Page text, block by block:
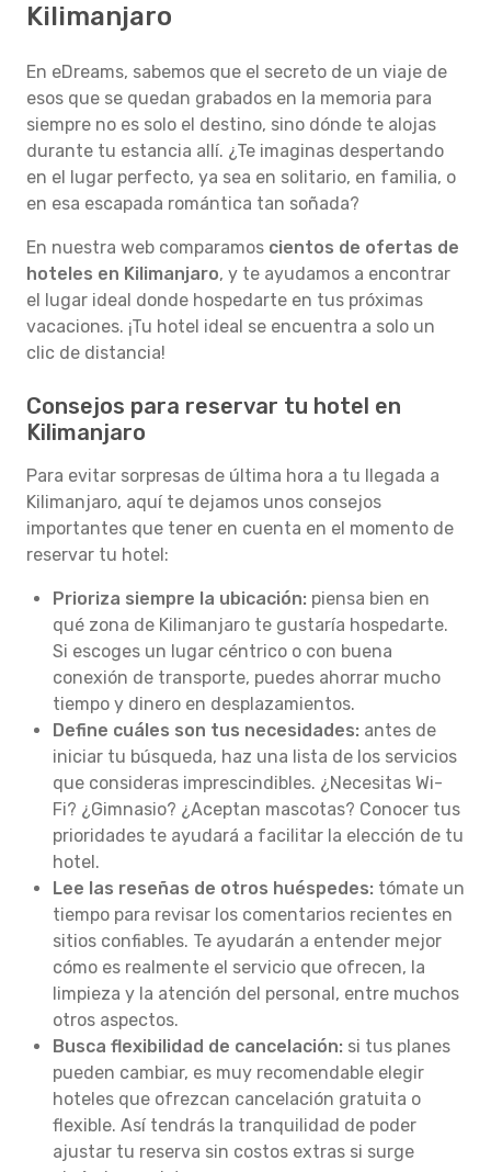
Kilimanjaro
En eDreams, sabemos que el secreto de un viaje de
esos que se quedan grabados en la memoria para
siempre no es solo el destino, sino dónde te alojas
durante tu estancia allí. ¿Te imaginas despertando
en el lugar perfecto, ya sea en solitario, en familia, o
en esa escapada romántica tan soñada?
En nuestra web comparamos cientos de ofertas de
hoteles en Kilimanjaro, y te ayudamos a encontrar
el lugar ideal donde hospedarte en tus próximas
vacaciones. ¡Tu hotel ideal se encuentra a solo un
clic de distancia!
Consejos para reservar tu hotel en
Kilimanjaro
Para evitar sorpresas de última hora a tu llegada a
Kilimanjaro, aquí te dejamos unos consejos
importantes que tener en cuenta en el momento de
reservar tu hotel:
Prioriza siempre la ubicación: piensa bien en
qué zona de Kilimanjaro te gustaría hospedarte.
Si escoges un lugar céntrico o con buena
conexión de transporte, puedes ahorrar mucho
tiempo y dinero en desplazamientos.
Define cuáles son tus necesidades: antes de
iniciar tu búsqueda, haz una lista de los servicios
que consideras imprescindibles. ¿Necesitas Wi-
Fi? ¿Gimnasio? ¿Aceptan mascotas? Conocer tus
prioridades te ayudará a facilitar la elección de tu
hotel.
Lee las reseñas de otros huéspedes: tómate un
tiempo para revisar los comentarios recientes en
sitios confiables. Te ayudarán a entender mejor
cómo es realmente el servicio que ofrecen, la
limpieza y la atención del personal, entre muchos
otros aspectos.
Busca flexibilidad de cancelación: si tus planes
pueden cambiar, es muy recomendable elegir
hoteles que ofrezcan cancelación gratuita o
flexible. Así tendrás la tranquilidad de poder
ajustar tu reserva sin costos extras si surge